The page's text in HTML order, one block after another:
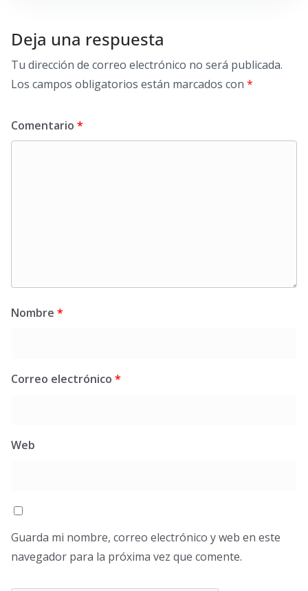
Deja una respuesta
Tu dirección de correo electrónico no será publicada.
Los campos obligatorios están marcados con *
Comentario *
Nombre *
Correo electrónico *
Web
Guarda mi nombre, correo electrónico y web en este
navegador para la próxima vez que comente.